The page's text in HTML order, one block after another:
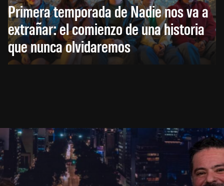
Primera temporada de Nadie nos va a
extrañar: el comienzo de una historia
que nunca olvidaremos